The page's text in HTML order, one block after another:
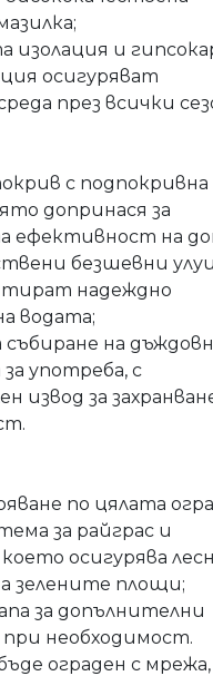
и
осигуряват
през всички
с подпокривна
допринася за
ефективност на
безшевни
надеждно
водата;
на
употреба, с
извод за
по цялата
за райграс и
осигурява
зелените площи;
за допълнителни
необходимост.
ограден с мрежа,